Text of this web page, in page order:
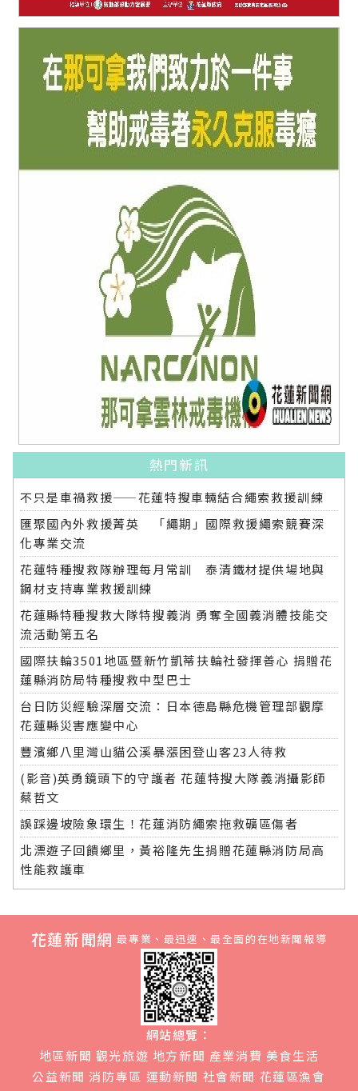
熱門新訊
不只是車禍救援——花蓮特搜車輛結合繩索救援訓練
匯聚國內外救援菁英 「繩期」國際救援繩索競賽深
化專業交流
花蓮特種搜救隊辦理每月常訓 泰清鐵材提供場地與
鋼材支持專業救援訓練
花蓮縣特種搜救大隊特搜義消 勇奪全國義消體技能交
流活動第五名
國際扶輪3501地區暨新竹凱蒂扶輪社發揮善心 捐贈花
蓮縣消防局特種搜救中型巴士
台日防災經驗深層交流：日本德島縣危機管理部觀摩
花蓮縣災害應變中心
豐濱鄉八里灣山貓公溪暴漲困登山客23人待救
(影音)英勇鏡頭下的守護者 花蓮特搜大隊義消攝影師
蔡哲文
誤踩邊坡險象環生！花蓮消防繩索拖救礦區傷者
北漂遊子回饋鄉里，黃裕隆先生捐贈花蓮縣消防局高
性能救護車
花蓮新聞網 最專業、最迅速、最全面的在地新聞報導
網站總覽：
地區新聞 觀光旅遊 地方新聞 產業消費 美食生活
公益新聞 消防專區 運動新聞 社會新聞 花蓮區漁會